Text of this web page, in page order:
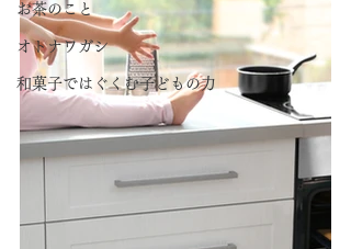
お茶のこと
オトナワガシ
和菓子ではぐくむ子どもの力